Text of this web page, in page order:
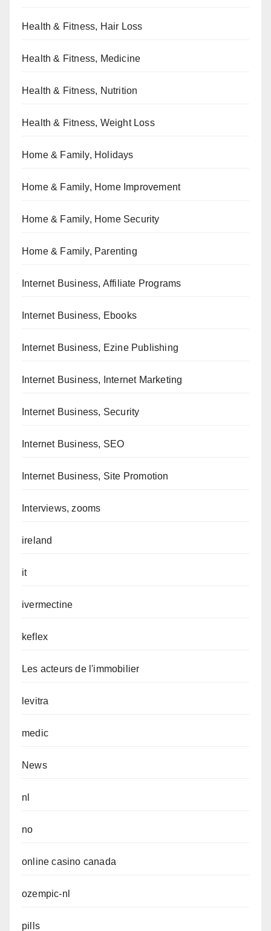
Health & Fitness, Hair Loss
Health & Fitness, Medicine
Health & Fitness, Nutrition
Health & Fitness, Weight Loss
Home & Family, Holidays
Home & Family, Home Improvement
Home & Family, Home Security
Home & Family, Parenting
Internet Business, Affiliate Programs
Internet Business, Ebooks
Internet Business, Ezine Publishing
Internet Business, Internet Marketing
Internet Business, Security
Internet Business, SEO
Internet Business, Site Promotion
Interviews, zooms
ireland
it
ivermectine
keflex
Les acteurs de l'immobilier
levitra
medic
News
nl
no
online casino canada
ozempic-nl
pills